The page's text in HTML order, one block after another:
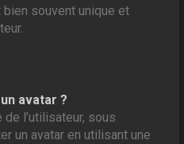
bien souvent unique et
avatar ?
de l’utilisateur, sous
un avatar en utilisant une